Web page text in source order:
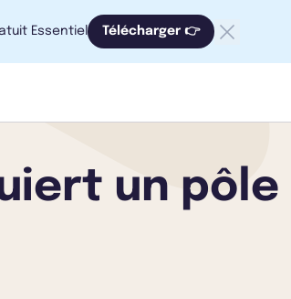
Essentiel Télécharger 👉
un pôle